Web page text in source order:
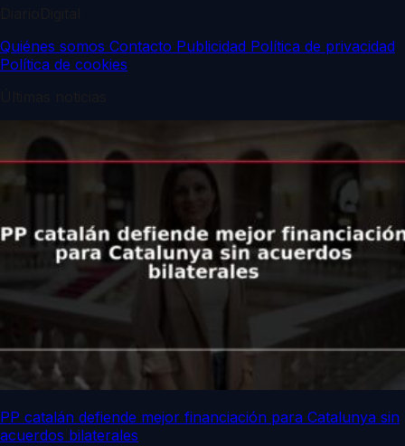
Quiénes somos Contacto Publicidad Política de privacidad
Política de cookies
PP catalán defiende mejor financiación para Catalunya sin
acuerdos bilaterales